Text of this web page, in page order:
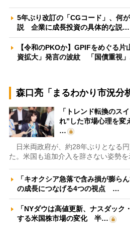
5年ぶり改訂の「CGコード」、何
説 企業に成長投資の具体的な説…
【令和のPKOか】GPIFをめぐる
資拡大」発言の波紋 「国債重視
森口亮「まるわかり市況分
「トレンド転換のス
れ”した市場心理を変
…
日米両政府が、約28年ぶりとなる
た。米国も追加介入を辞さない姿勢
「キオクシア急落で含み損が膨ら
の成長につなげる4つの視点 …
「NYダウは高値更新、ナスダッ
する米国株市場の変化 半…